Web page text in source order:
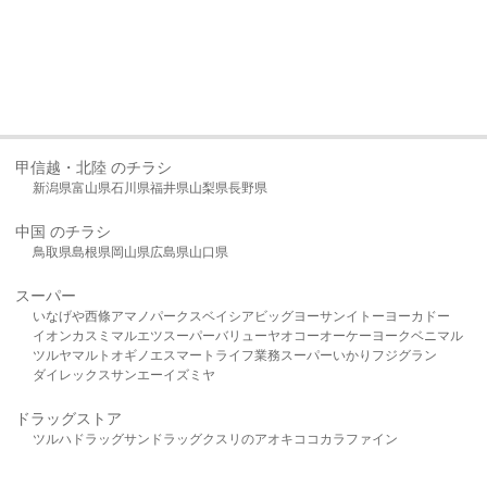
甲信越・北陸 のチラシ
新潟県富山県石川県福井県山梨県長野県
中国 のチラシ
鳥取県島根県岡山県広島県山口県
スーパー
いなげや西條アマノパークスベイシア ビッグヨーサンイトーヨーカドー
イオンカスミ マルエツスーパーバリューヤオコーオーケー ヨークベニマル
ツルヤマルト オギノ エスマート ライフ業務スーパーいかり フジグラン
ダイレックスサンエーイズミヤ
ドラッグストア
ツルハドラッグサンドラッグクスリのアオキ ココカラファイン